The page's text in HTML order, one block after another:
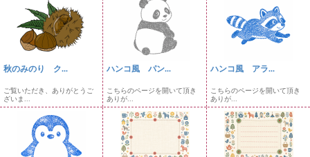
秋のみのり ク...
ご覧いただき、ありがとうご
ざいま...
ハンコ風 パン...
こちらのページを開いて頂き
ありが...
ハンコ風 アラ...
こちらのページを開いて頂き
ありが...